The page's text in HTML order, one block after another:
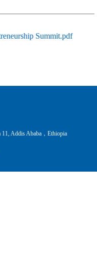
Summit.pdf
Addis Ababa，Ethiopia